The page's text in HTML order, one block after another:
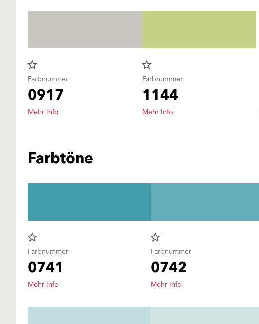
star_border
Farbnummer
0917
Mehr Info
star_border
Farbnummer
1144
Mehr Info
Farbtöne
star_border
Farbnummer
0741
Mehr Info
star_border
Farbnummer
0742
Mehr Info